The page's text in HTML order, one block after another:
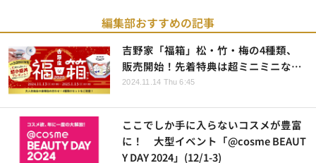
編集部おすすめの記事
吉野家「福箱」松・竹・梅の4種類、
販売開始！先着特典は超ミニミニな…
2024.11.14 Thu 6:45
ここでしか手に入らないコスメが豊富
に！ 大型イベント「@cosme BEAUT
Y DAY 2024」(12/1-3)